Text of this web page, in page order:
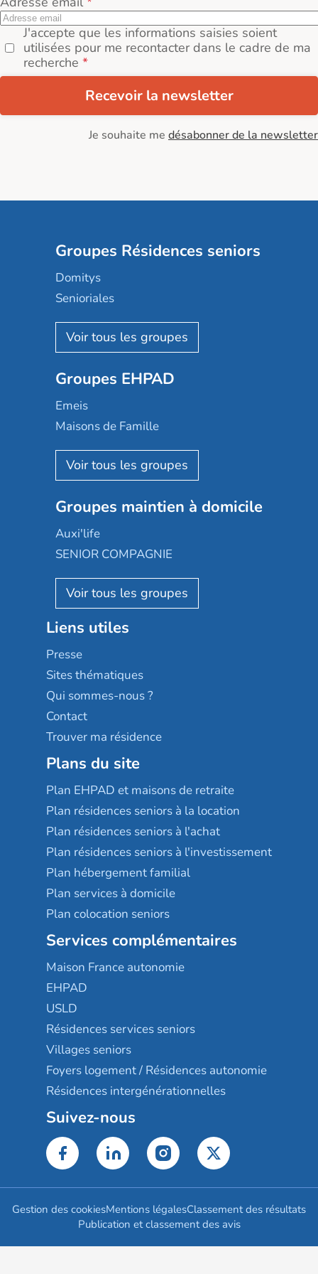
J'accepte que les informations saisies soient
utilisées pour me recontacter dans le cadre de ma
recherche
Recevoir la newsletter
Je souhaite me désabonner de la newsletter
Groupes Résidences seniors
Domitys
Senioriales
Nohée
Les Résidentiels
Mobicap
Domusvi
Happy Senior
Aquarelia
Nexity edenea
Les jardins d'Arcadie
Occitalia
Appartseniors
Reseda
Stella management
Les villages d'or
Sérénys
Résidences services Villa Médicis
Groupes EHPAD
Emeis
Maisons de Famille
Korian
Emera
Groupe SOS
Le Noble Âge
Almage
Résidalya
Groupe aplus
Groupes maintien à domicile
Auxi'life
SENIOR COMPAGNIE
AGE D'OR Services
Liens utiles
Presse
Sites thématiques
Qui sommes-nous ?
Contact
Trouver ma résidence
Plans du site
Plan EHPAD et maisons de retraite
Plan résidences seniors à la location
Plan résidences seniors à l'achat
Plan résidences seniors à l'investissement
Plan hébergement familial
Plan services à domicile
Plan colocation seniors
Services complémentaires
Maison France autonomie
EHPAD
USLD
Résidences services seniors
Villages seniors
Foyers logement / Résidences autonomie
Résidences intergénérationnelles
Suivez-nous
Gestion des cookiesMentions légalesClassement des résultats
Publication et classement des avis